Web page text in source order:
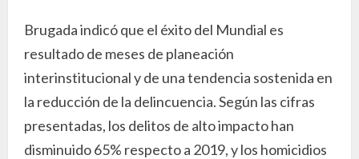
Brugada indicó que el éxito del Mundial es
resultado de meses de planeación
interinstitucional y de una tendencia sostenida en
la reducción de la delincuencia. Según las cifras
presentadas, los delitos de alto impacto han
disminuido 65% respecto a 2019, y los homicidios